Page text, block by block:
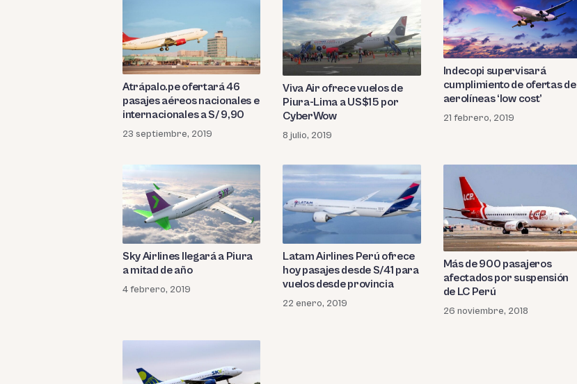
Atrápalo.pe ofertará 46
pasajes aéreos nacionales e
internacionales a S/ 9,90
23 septiembre, 2019
Viva Air ofrece vuelos de
Piura-Lima a US$15 por
CyberWow
8 julio, 2019
Indecopi supervisará
cumplimiento de ofertas de
aerolíneas ‘low cost’
21 febrero, 2019
Sky Airlines llegará a Piura
a mitad de año
4 febrero, 2019
Latam Airlines Perú ofrece
hoy pasajes desde S/41 para
vuelos desde provincia
22 enero, 2019
Más de 900 pasajeros
afectados por suspensión
de LC Perú
26 noviembre, 2018